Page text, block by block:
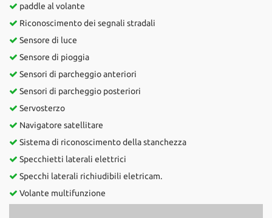
paddle al volante
Riconoscimento dei segnali stradali
Sensore di luce
Sensore di pioggia
Sensori di parcheggio anteriori
Sensori di parcheggio posteriori
Servosterzo
Navigatore satellitare
Sistema di riconoscimento della stanchezza
Specchietti laterali elettrici
Specchi laterali richiudibili eletricam.
Volante multifunzione